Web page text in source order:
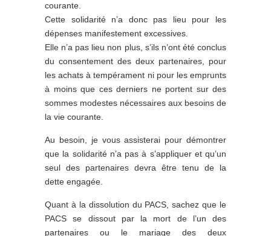
courante.
Cette solidarité n’a donc pas lieu pour les
dépenses manifestement excessives.
Elle n’a pas lieu non plus, s’ils n’ont été conclus
du consentement des deux partenaires, pour
les achats à tempérament ni pour les emprunts
à moins que ces derniers ne portent sur des
sommes modestes nécessaires aux besoins de
la vie courante.
Au besoin, je vous assisterai pour démontrer
que la solidarité n’a pas à s’appliquer et qu’un
seul des partenaires devra être tenu de la
dette engagée.
Quant à la dissolution du PACS, sachez que le
PACS se dissout par la mort de l’un des
partenaires ou le mariage des deux